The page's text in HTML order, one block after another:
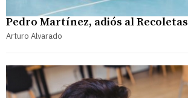
Pedro Martínez, adiós al Recoletas
Arturo Alvarado